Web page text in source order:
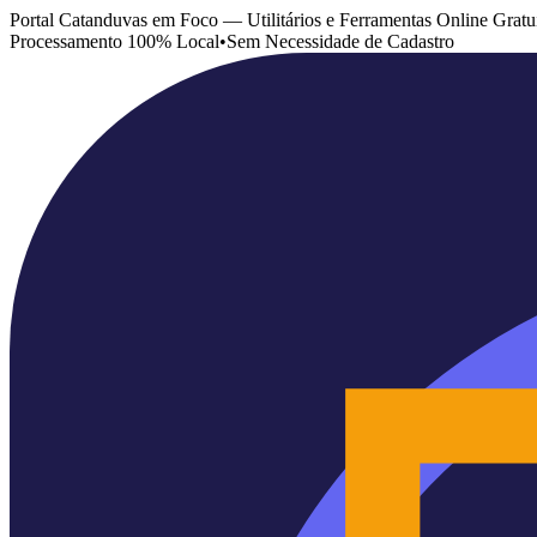
Portal Catanduvas em Foco — Utilitários e Ferramentas Online
Processamento 100% Local•Sem Necessidade de Cadastro